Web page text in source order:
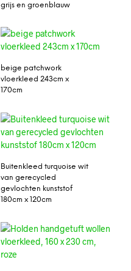
grijs en groenblauw
beige patchwork
vloerkleed 243cm x
170cm
Buitenkleed turquoise wit
van gerecycled
gevlochten kunststof
180cm x 120cm